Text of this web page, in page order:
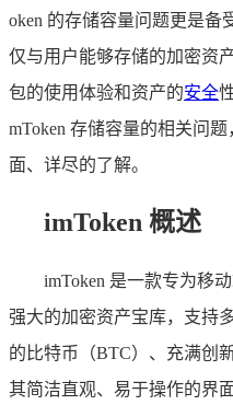
oken 的存储容量问题更是备
仅与用户能够存储的加密资
包的使用体验和资产的安全
mToken 存储容量的相关问
面、详尽的了解。
imToken 概述
imToken 是一款专为移
强大的加密资产宝库，支持
的比特币（BTC）、充满创
其简洁直观、易于操作的界